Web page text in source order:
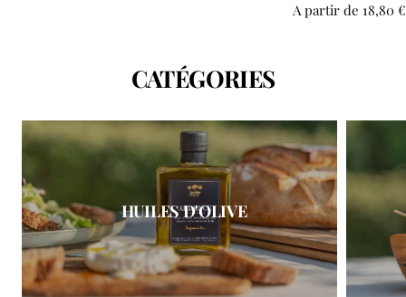
Prix
A partir de 18,80 €
CATÉGORIES
HUILES D'OLIVE